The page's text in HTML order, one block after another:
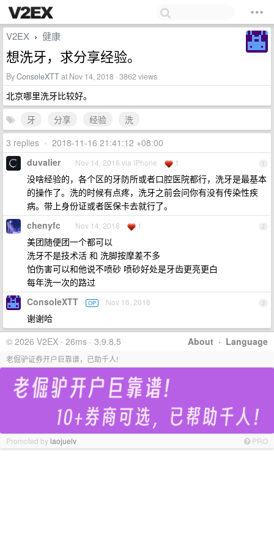
V2EX › 健康
想洗牙，求分享经验。
ByConsoleXTTat Nov 14, 2018 · 3862 views
北京哪里洗牙比较好。
牙
分享 经验
洗
3 replies • 2018-11-16 21:41:12 +08:00
1
duvalier Nov 14, 2018 via iPhone 1
没啥经验的，各个区的牙防所或者口腔医院都行，洗牙是最基本
的操作了。洗的时候有点疼，洗牙之前会问你有没有传染性疾
病。带上身份证或者医保卡去就行了。
2
chenyfc Nov 14, 2018 1
美团随便团一个都可以
洗牙不是技术活 和 洗脚按摩差不多
怕伤害可以和他说不喷砂 喷砂好处是牙齿更亮更白
每年洗一次的路过
3
ConsoleXTT OP Nov 16, 2018
谢谢哈
About · Language
© 2026 V2EX · 26ms · 3.9.8.5
老倔驴证券开户巨靠谱，已助千人!
Promoted bylaojuelv PRO